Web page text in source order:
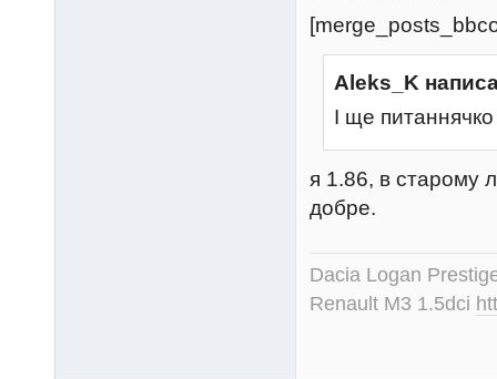
Aleks_K
І ще питаннячко
я 1.86, в старому
добре.
Dacia Logan
Renault M3 1.5dci